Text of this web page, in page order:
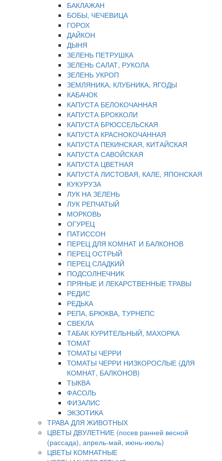
БАКЛАЖАН
БОБЫ, ЧЕЧЕВИЦА
ГОРОХ
ДАЙКОН
ДЫНЯ
ЗЕЛЕНЬ ПЕТРУШКА
ЗЕЛЕНЬ САЛАТ, РУКОЛА
ЗЕЛЕНЬ УКРОП
ЗЕМЛЯНИКА, КЛУБНИКА, ЯГОДЫ
КАБАЧОК
КАПУСТА БЕЛОКОЧАННАЯ
КАПУСТА БРОККОЛИ
КАПУСТА БРЮССЕЛЬСКАЯ
КАПУСТА КРАСНОКОЧАННАЯ
КАПУСТА ПЕКИНСКАЯ, КИТАЙСКАЯ
КАПУСТА САВОЙСКАЯ
КАПУСТА ЦВЕТНАЯ
КАПУСТА ЛИСТОВАЯ, КАЛЕ, ЯПОНСКАЯ
КУКУРУЗА
ЛУК НА ЗЕЛЕНЬ
ЛУК РЕПЧАТЫЙ
МОРКОВЬ
ОГУРЕЦ
ПАТИССОН
ПЕРЕЦ ДЛЯ КОМНАТ И БАЛКОНОВ
ПЕРЕЦ ОСТРЫЙ
ПЕРЕЦ СЛАДКИЙ
ПОДСОЛНЕЧНИК
ПРЯНЫЕ И ЛЕКАРСТВЕННЫЕ ТРАВЫ
РЕДИС
РЕДЬКА
РЕПА, БРЮКВА, ТУРНЕПС
СВЕКЛА
ТАБАК КУРИТЕЛЬНЫЙ, МАХОРКА
ТОМАТ
ТОМАТЫ ЧЕРРИ
ТОМАТЫ ЧЕРРИ НИЗКОРОСЛЫЕ (ДЛЯ
КОМНАТ, БАЛКОНОВ)
ТЫКВА
ФАСОЛЬ
ФИЗАЛИС
ЭКЗОТИКА
ТРАВА ДЛЯ ЖИВОТНЫХ
ЦВЕТЫ ДВУЛЕТНИЕ (посев ранней весной
(рассада), апрель-май, июнь-июль)
ЦВЕТЫ КОМНАТНЫЕ